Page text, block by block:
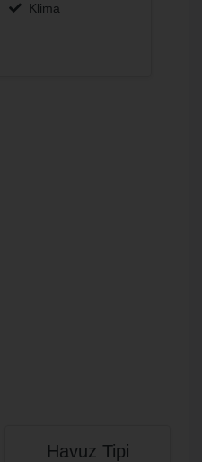
Klima
Havuz Tipi